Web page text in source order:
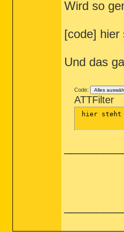
Wird so
[code] hier
Und das
Code: Alles
ATTFilter
hier steht